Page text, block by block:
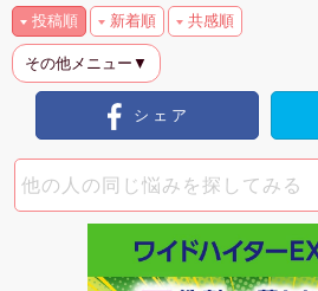
投稿順 新着順 共感順
その他メニュー▼
シェア